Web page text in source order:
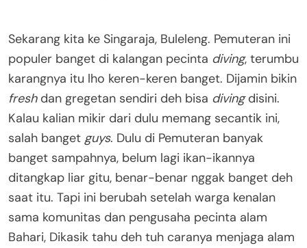
Sekarang kita ke Singaraja, Buleleng. Pemuteran ini
populer banget di kalangan pecinta diving, terumbu
karangnya itu lho keren-keren banget. Dijamin bikin
freshdan gregetan sendiri deh bisa divingdisini.
Kalau kalian mikir dari dulu memang secantik ini,
salah banget guys. Dulu di Pemuteran banyak
banget sampahnya, belum lagi ikan-ikannya
ditangkap liar gitu, benar-benar nggak banget deh
saat itu. Tapi ini berubah setelah warga kenalan
sama komunitas dan pengusaha pecinta alam
Bahari, Dikasik tahu deh tuh caranya menjaga alam